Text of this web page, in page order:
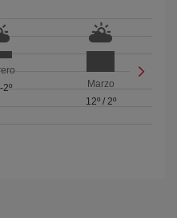
-2º
Marzo
12º/ 2º